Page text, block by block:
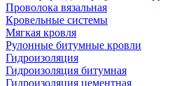
Проволока вязальная
Кровельные системы
Мягкая кровля
Рулонные битумные кровли
Гидроизоляция
Гидроизоляция битумная
Гидроизоляция цементная